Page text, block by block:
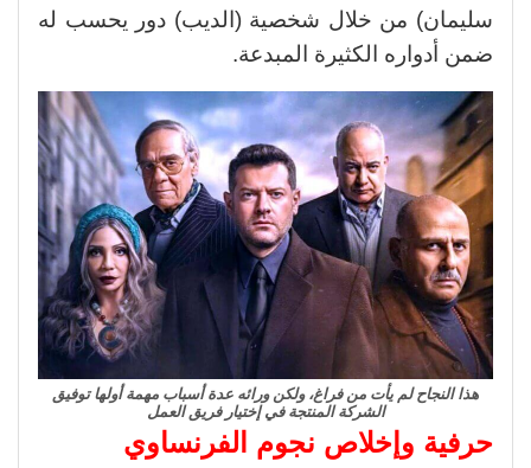
سليمان) من خلال شخصية (الديب) دور يحسب له
ضمن أدواره الكثيرة المبدعة.
هذا النجاح لم يأت من فراغ، ولكن ورائه عدة أسباب مهمة أولها توفيق
الشركة المنتجة في إختيار فريق العمل
حرفية وإخلاص نجوم الفرنساوي